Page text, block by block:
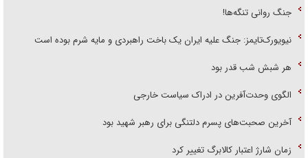
جنگ روانی تنگه‌ها!
نیویورک‌تایمز: جنگ علیه ایران یک باخت راهبردی و مایه شرم بوده است
هر شبش شب قدر بود
الگوی وحدت‌آفرین در ادراک سیاست خارجی
آخرین صحبت‌های پسرم دلتنگی برای رهبر شهید بود
زمان شارژ اعتبار کالابرگ تغییر کرد